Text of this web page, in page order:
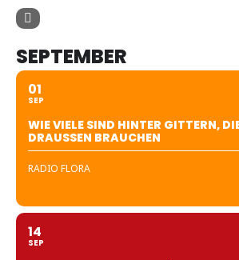
SEPTEMBER
01
SEP
WIE VIELE SIND HINTER GITTERN,
DRAUSSEN BRAUCHEN
RADIO FLORA
14
SEP